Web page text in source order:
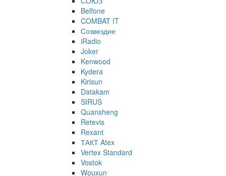
Belfone
COMBAT IT
Созвездие
iRadio
Joker
Kenwood
Kydera
Kirisun
Datakam
SIRUS
Quansheng
Retevis
Rexant
ТАКТ Atex
Vertex Standard
Vostok
Wouxun